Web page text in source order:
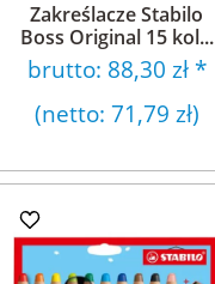
Zakreślacze Stabilo
Boss Original 15 kol...
brutto: 88,30 zł*
(netto: 71,79 zł)